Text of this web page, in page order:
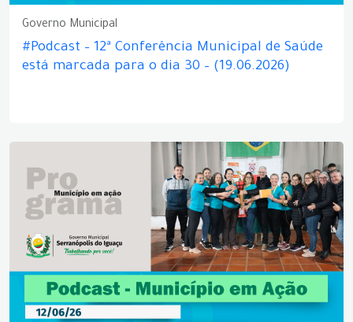
Governo Municipal
#Podcast – 12ª Conferência Municipal de Saúde
está marcada para o dia 30 – (19.06.2026)